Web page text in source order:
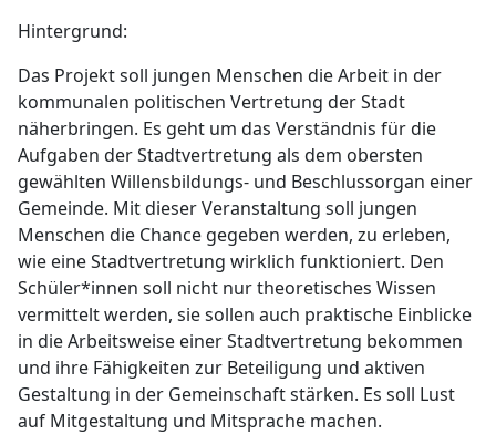
Hintergrund:
Das Projekt soll jungen Menschen die Arbeit in der
kommunalen politischen Vertretung der Stadt
näherbringen. Es geht um das Verständnis für die
Aufgaben der Stadtvertretung als dem obersten
gewählten Willensbildungs- und Beschlussorgan einer
Gemeinde. Mit dieser Veranstaltung soll jungen
Menschen die Chance gegeben werden, zu erleben,
wie eine Stadtvertretung wirklich funktioniert. Den
Schüler*innen soll nicht nur theoretisches Wissen
vermittelt werden, sie sollen auch praktische Einblicke
in die Arbeitsweise einer Stadtvertretung bekommen
und ihre Fähigkeiten zur Beteiligung und aktiven
Gestaltung in der Gemeinschaft stärken. Es soll Lust
auf Mitgestaltung und Mitsprache machen.